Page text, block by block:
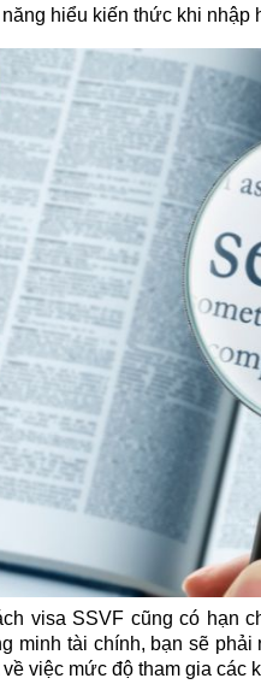
hiểu kiến thức khi nhập
visa SSVF cũng có hạn
minh tài chính, bạn sẽ phải
việc mức độ tham gia